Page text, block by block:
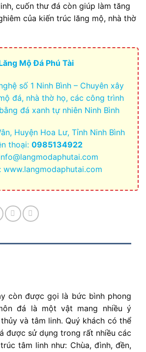
cuốn thư đá còn giúp làm tăng
của kiến trúc lăng mộ, nhà thờ
Mộ Đá Phú Tài
số 1 Ninh Bình – Chuyên xây
đá, nhà thờ họ, các công trình
đá xanh tự nhiên Ninh Bình
Huyện Hoa Lư, Tỉnh Ninh Bình
thoại: 0985134922
www.langmodaphutai.com
còn được gọi là bức bình phong
đá là một vật mang nhiều ý
và tâm linh. Quý khách có thể
được sử dụng trong rất nhiều các
tâm linh như: Chùa, đình, đền,